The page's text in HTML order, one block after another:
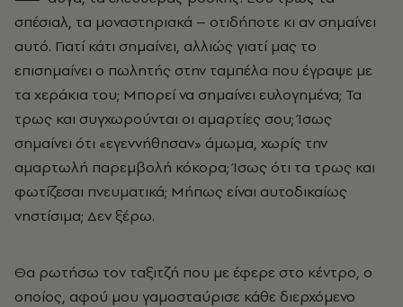
σπέσιαλ, τα μοναστηριακά – οτιδήποτε κι αν σημαίνει
αυτό. Γιατί κάτι σημαίνει, αλλιώς γιατί μας το
επισημαίνει ο πωλητής στην ταμπέλα που έγραψε με
τα χεράκια του; Μπορεί να σημαίνει ευλογημένα; Τα
τρως και συγχωρούνται οι αμαρτίες σου; Ίσως
σημαίνει ότι «εγεννήθησαν» άμωμα, χωρίς την
αμαρτωλή παρεμβολή κόκορα; Ίσως ότι τα τρως και
φωτίζεσαι πνευματικά; Μήπως είναι αυτοδικαίως
νηστίσιμα; Δεν ξέρω.
Θα ρωτήσω τον ταξιτζή που με έφερε στο κέντρο, ο
οποίος, αφού μου γαμοσταύρισε κάθε διερχόμενο